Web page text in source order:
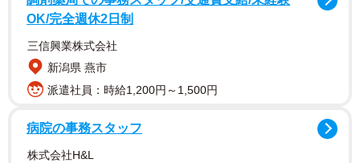
OK/完全週休2日制
三信興業株式会社
新潟県 燕市
派遣社員：時給1,200円～1,500円
病院の事務スタッフ
株式会社H&L